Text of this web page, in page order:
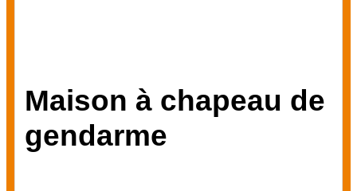
Maison à chapeau de
gendarme